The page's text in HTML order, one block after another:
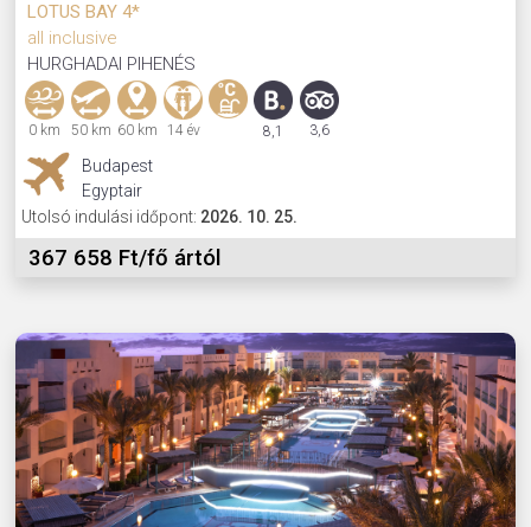
LOTUS BAY 4*
all inclusive
HURGHADAI PIHENÉS
0 km 50 km 60 km 14 év 8,1 3,6
Budapest
Egyptair
Utolsó indulási időpont: 2026. 10. 25.
367 658 Ft/fő ártól